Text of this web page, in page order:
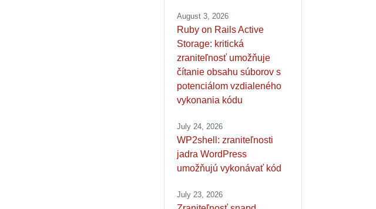
August 3, 2026
Ruby on Rails Active
Storage: kritická
zraniteľnosť umožňuje
čítanie obsahu súborov s
potenciálom vzdialeného
vykonania kódu
July 24, 2026
WP2shell: zraniteľnosti
jadra WordPress
umožňujú vykonávať kód
July 23, 2026